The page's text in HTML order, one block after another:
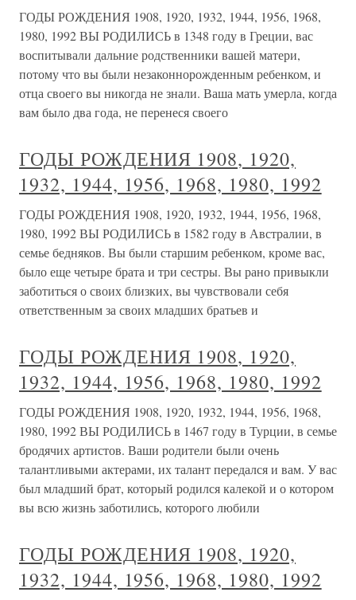
ГОДЫ РОЖДЕНИЯ 1908, 1920, 1932, 1944, 1956, 1968,
1980, 1992 ВЫ РОДИЛИСЬ в 1348 году в Греции, вас
воспитывали дальние родственники вашей матери,
потому что вы были незаконнорожденным ребенком, и
отца своего вы никогда не знали. Ваша мать умерла, когда
вам было два года, не перенеся своего
ГОДЫ РОЖДЕНИЯ 1908, 1920,
1932, 1944, 1956, 1968, 1980, 1992
ГОДЫ РОЖДЕНИЯ 1908, 1920, 1932, 1944, 1956, 1968,
1980, 1992 ВЫ РОДИЛИСЬ в 1582 году в Австралии, в
семье бедняков. Вы были старшим ребенком, кроме вас,
было еще четыре брата и три сестры. Вы рано привыкли
заботиться о своих близких, вы чувствовали себя
ответственным за своих младших братьев и
ГОДЫ РОЖДЕНИЯ 1908, 1920,
1932, 1944, 1956, 1968, 1980, 1992
ГОДЫ РОЖДЕНИЯ 1908, 1920, 1932, 1944, 1956, 1968,
1980, 1992 ВЫ РОДИЛИСЬ в 1467 году в Турции, в семье
бродячих артистов. Ваши родители были очень
талантливыми актерами, их талант передался и вам. У вас
был младший брат, который родился калекой и о котором
вы всю жизнь заботились, которого любили
ГОДЫ РОЖДЕНИЯ 1908, 1920,
1932, 1944, 1956, 1968, 1980, 1992